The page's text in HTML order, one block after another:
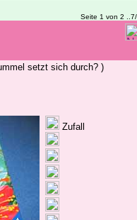
Seite 1 von 2
setzt sich durch? )
Zufall